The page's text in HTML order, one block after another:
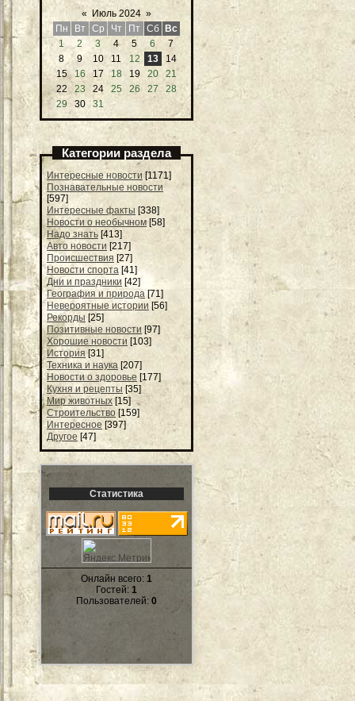
« Июль 2024 »
Пн
Вт Ср Чт Пт Сб
Вс
1
2 3 4 5 6
7
8
9 10 11 12 13
14
15
16 17 18 19 20
21
22
23 24 25 26 27
28
29
30 31
Категории раздела
Интересные новости [1171]
Познавательные новости
[597]
Интересные факты [338]
Новости о необычном [58]
Надо знать [413]
Авто новости [217]
Происшествия [27]
Новости спорта [41]
Дни и праздники [42]
География и природа [71]
Невероятные истории [56]
Рекорды [25]
Позитивные новости [97]
Хорошие новости [103]
История [31]
Техника и наука [207]
Новости о здоровье [177]
Кухня и рецепты [35]
Мир животных [15]
Строительство [159]
Интересное [397]
Другое [47]
Статистика
Онлайн всего: 1
Гостей: 1
Пользователей: 0